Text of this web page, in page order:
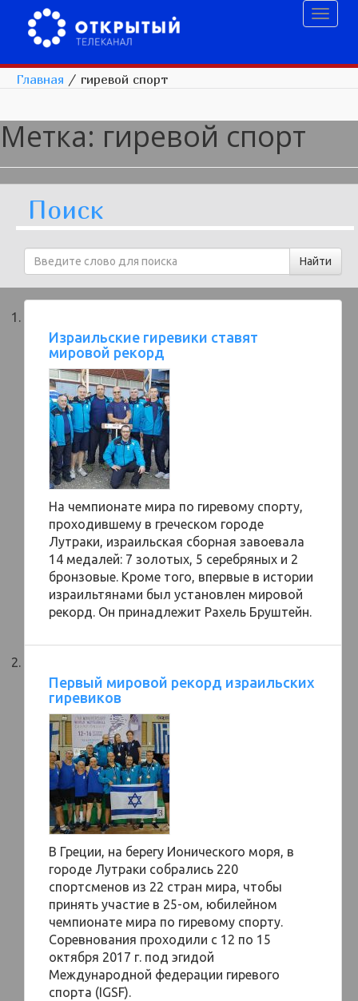
Главная / гиревой спорт
Метка: гиревой спорт
Поиск
Израильские гиревики ставят
мировой рекорд
На чемпионате мира по гиревому спорту,
проходившему в греческом городе
Лутраки, израильская сборная завоевала
14 медалей: 7 золотых, 5 серебряных и 2
бронзовые. Кроме того, впервые в истории
израильтянами был установлен мировой
рекорд. Он принадлежит Рахель Бруштейн.
Первый мировой рекорд израильских
гиревиков
В Греции, на берегу Ионического моря, в
городе Лутраки собрались 220
спортсменов из 22 стран мира, чтобы
принять участие в 25-ом, юбилейном
чемпионате мира по гиревому спорту.
Соревнования проходили с 12 по 15
октября 2017 г. под эгидой
Международной федерации гиревого
спорта (IGSF).